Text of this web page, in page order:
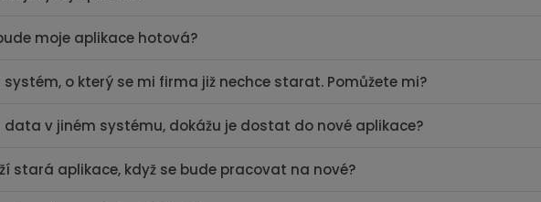
moje aplikace hotová?
systém, o který se mi firma již nechce starat. Pomůžete mi?
data v jiném systému, dokážu je dostat do nové aplikace?
stará aplikace, když se bude pracovat na nové?